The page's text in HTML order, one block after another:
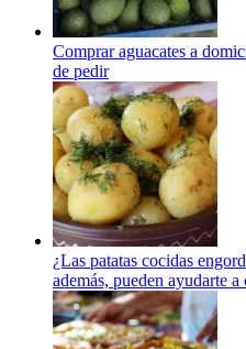
Comprar aguacates a
de pedir
¿Las patatas cocidas
además, pueden ayudarte